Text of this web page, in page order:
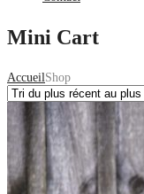
Mini Cart
AccueilShop